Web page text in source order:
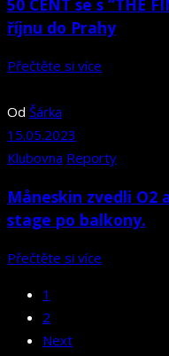
říjnu do Prahy
Přečtěte si více
Od Šárka
15.05.2023
Klubovna Reporty
Måneskin zvedli O2
stage po balkony.
Přečtěte si více
1
2
Next